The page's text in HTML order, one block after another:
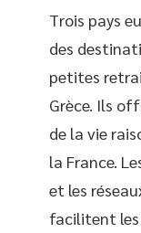
Trois pays
des
petites
Grèce. Ils
de la vie
la France.
et les
facilitent les